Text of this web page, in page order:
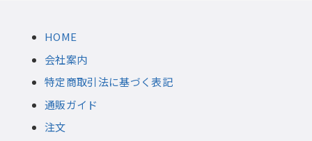
HOME
会社案内
特定商取引法に基づく表記
通販ガイド
注文